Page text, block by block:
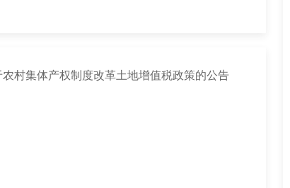
村集体产权制度改革土地增值税政策的公告